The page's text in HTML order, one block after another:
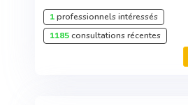
1professionnels intéressés
1185consultations récentes